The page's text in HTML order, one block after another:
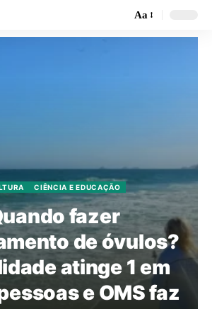
Aa
CIÊNCIA E EDUCAÇÃO
fazer
de óvulos?
atinge 1 em
e OMS faz